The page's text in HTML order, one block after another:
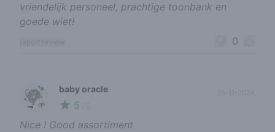
vriendelijk personeel, prachtige toonbank en
goede wiet!
0
🌱
baby oracle
5
Nice ! Good assortiment